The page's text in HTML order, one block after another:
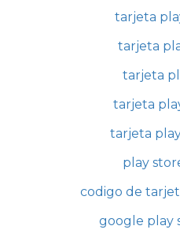
tarjeta
tarjeta
tarjeta
tarjeta
tarjeta
play
codigo de
google play